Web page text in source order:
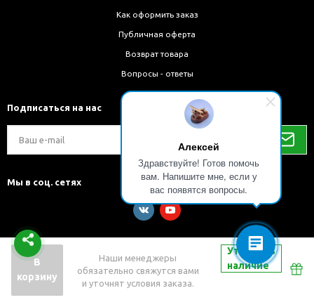
Алексей
Здравствуйте! Готов помочь
вам. Напишите мне, если у
вас появятся вопросы.
Уточнить
наличие
В
корзину
Наши менеджеры
обязательно свяжутся вами
и уточнят условия заказа.
Как оформить заказ
Публичная оферта
Возврат товара
Вопросы - ответы
Подписаться на нас
Мы в соц. сетях
Разработка и внедрение решений на 1С-Битрикс